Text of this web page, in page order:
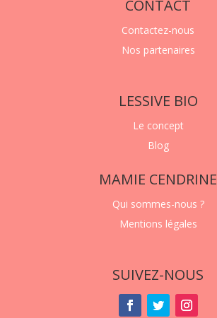
CONTACT
Contactez-nous
Nos partenaires
LESSIVE BIO
Le concept
Blog
MAMIE CENDRINE
Qui sommes-nous ?
Mentions légales
SUIVEZ-NOUS